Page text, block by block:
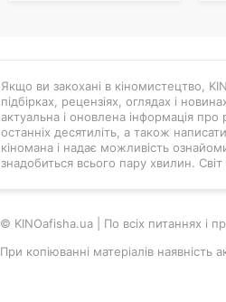
Якщо ви закохані в кіномистецтво,
підбірках, рецензіях, оглядах і
актуальна і оновлена інформація про
останніх десятиліть, а також
кіномана і надає можливість
знадобиться всього пару хвилин.
© KINOafisha.ua | По всіх питаннях і
При копіюванні матеріалів наявність